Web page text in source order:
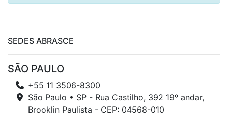
SEDES ABRASCE
SÃO PAULO
+55 11 3506-8300
São Paulo • SP - Rua Castilho, 392 19º andar,
Brooklin Paulista - CEP: 04568-010